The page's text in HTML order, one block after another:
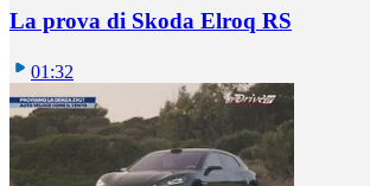
La prova di Skoda Elroq RS
01:32